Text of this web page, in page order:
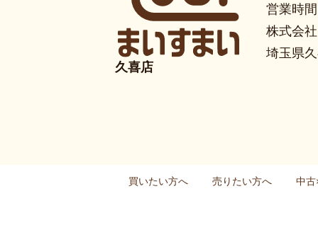
久喜店
営業時
株式会
埼玉県
買いたい方へ 売りたい方へ 中古